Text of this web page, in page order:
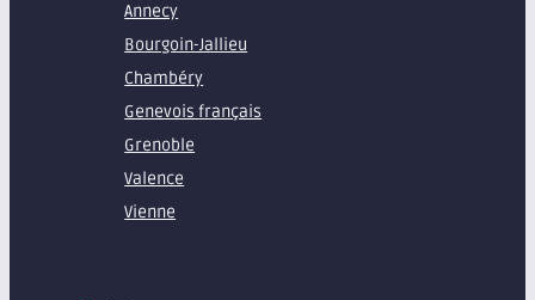
Annecy
Bourgoin-Jallieu
Chambéry
Genevois français
Grenoble
Valence
Vienne